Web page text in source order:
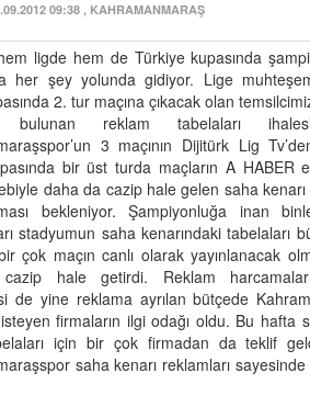
09:38, KAHRAMANMARAŞ
ligde hem de Türkiye kupasında
her şey yolunda gidiyor. Lige
2. tur maçına çıkacak olan
bulunan reklam tabelaları
3 maçının Dijitürk Lig
bir üst turda maçların A HABER
daha da cazip hale gelen saha
bekleniyor. Şampiyonluğa inan
stadyumun saha kenarındaki tabelaları
çok maçın canlı olarak yayınlanacak
hale getirdi. Reklam
de yine reklama ayrılan bütçede
firmaların ilgi odağı oldu. Bu hafta
için bir çok firmadan da teklif
saha kenarı reklamları